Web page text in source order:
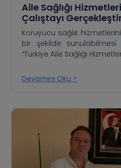
Aile Sağlığı
Çalıştayı
Koruyucu sağlık
bir şekilde sunulabilmesi
“Türkiye Aile Sağlığı
Devamını Oku >